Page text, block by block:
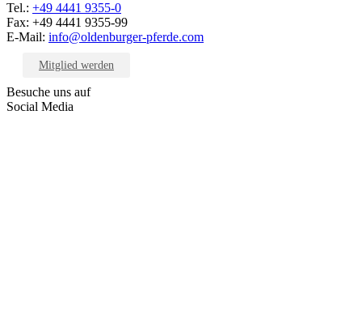
Tel.: +49 4441 9355-0
Fax: +49 4441 9355-99
E-Mail: info@oldenburger-pferde.com
Mitglied werden
Besuche uns auf
Social Media